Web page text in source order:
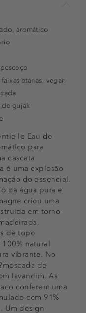
Eau de
para
cascata
é uma explosão
do essencial.
da água pura e
criou uma
em torno
de topo
natural
vibrante. No
de
lavandim. As
conferem uma
com 91%
Um design
aromático
etárias, vegan
de gujak